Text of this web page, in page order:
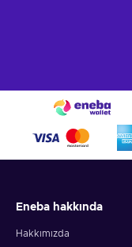
Eneba hakkında
Hakkımızda